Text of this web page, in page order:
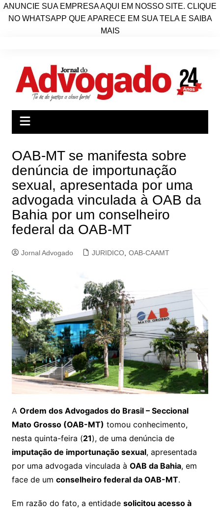
ANUNCIE SUA EMPRESA AQUI EM NOSSO SITE. CLIQUE
NO WHATSAPP QUE APARECE EM SUA TELA E SAIBA
MAIS
conteúdo
OAB-MT se manifesta sobre
denúncia de importunação
sexual, apresentada por uma
advogada vinculada à OAB da
Bahia por um conselheiro
federal da OAB-MT
Jornal Advogado JURIDICO, OAB-CAAMT
A Ordem dos Advogados do Brasil – Seccional
Mato Grosso (OAB-MT) tomou conhecimento,
nesta quinta-feira (21), de uma denúncia de
imputação de importunação sexual, apresentada
por uma advogada vinculada à OAB da Bahia, em
face de um conselheiro federal da OAB-MT.
Em razão do fato, a entidade solicitou acesso à